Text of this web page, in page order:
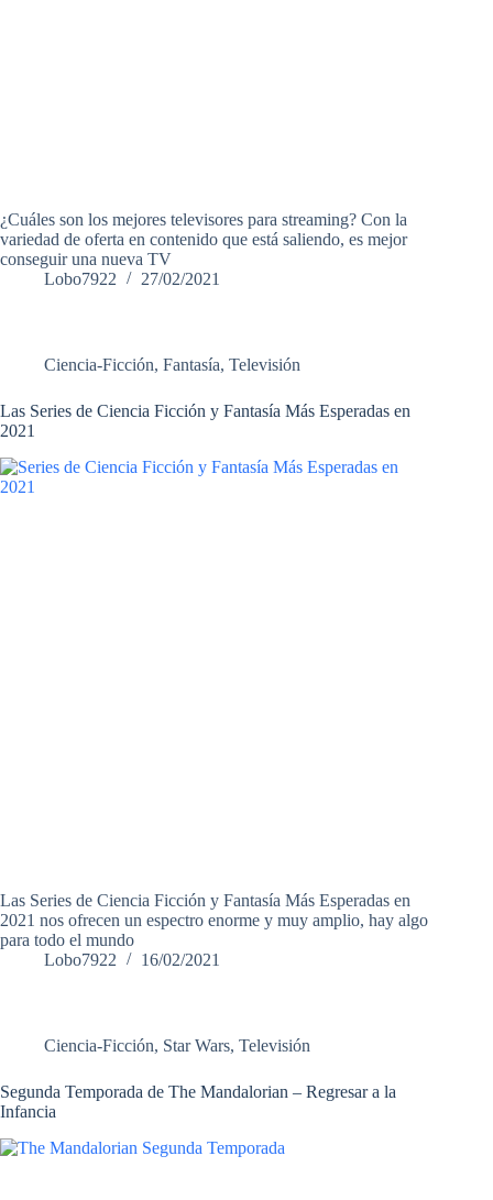
¿Cuáles son los mejores televisores para streaming? Con la
variedad de oferta en contenido que está saliendo, es mejor
conseguir una nueva TV
Lobo7922
27/02/2021
Ciencia-Ficción, Fantasía, Televisión
Las Series de Ciencia Ficción y Fantasía Más Esperadas en
2021
Las Series de Ciencia Ficción y Fantasía Más Esperadas en
2021 nos ofrecen un espectro enorme y muy amplio, hay algo
para todo el mundo
Lobo7922
16/02/2021
Ciencia-Ficción, Star Wars, Televisión
Segunda Temporada de The Mandalorian – Regresar a la
Infancia